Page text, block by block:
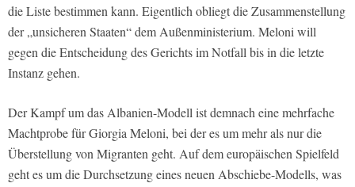
die Liste bestimmen kann. Eigentlich obliegt die Zusammenstellung
der „unsicheren Staaten“ dem Außenministerium. Meloni will
gegen die Entscheidung des Gerichts im Notfall bis in die letzte
Instanz gehen.
Der Kampf um das Albanien-Modell ist demnach eine mehrfache
Machtprobe für Giorgia Meloni, bei der es um mehr als nur die
Überstellung von Migranten geht. Auf dem europäischen Spielfeld
geht es um die Durchsetzung eines neuen Abschiebe-Modells, was